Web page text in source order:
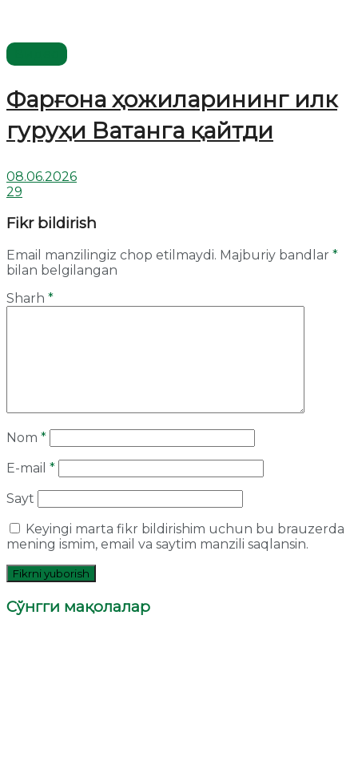
Фарғона ҳожиларининг илк
гуруҳи Ватанга қайтди
08.06.2026
29
Fikr bildirish
Email manzilingiz chop etilmaydi. Majburiy bandlar *
bilan belgilangan
Sharh *
Nom *
E-mail *
Sayt
Keyingi marta fikr bildirishim uchun bu brauzerda
mening ismim, email va saytim manzili saqlansin.
Сўнгги мақолалар